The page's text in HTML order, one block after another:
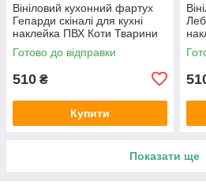
Вініловий кухонний фартух
Гепарди скіналі для кухні
наклейка ПВХ Коти Тварини
Чорний 600х2000 мм
Готово до відправки
510 ₴
Купити
мм
Показати ще